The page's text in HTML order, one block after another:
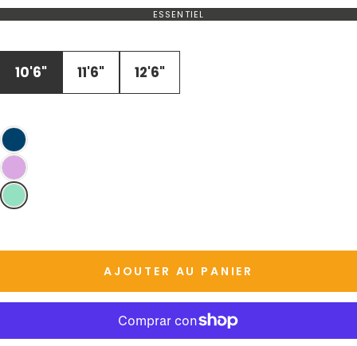
ESSENTIEL
VARIANTE
STOCK
10'6" 11'6" 12'6"
AJOUTER AU PANIER